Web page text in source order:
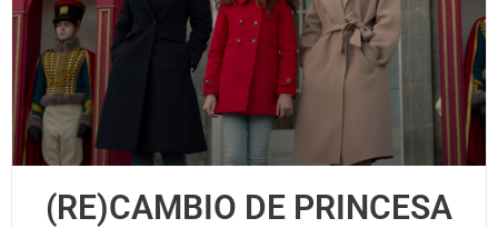
(RE)CAMBIO DE PRINCESA